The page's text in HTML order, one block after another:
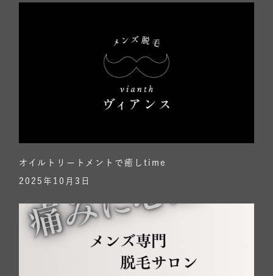
オイルトリートメントで癒しtime
2025年10月3日